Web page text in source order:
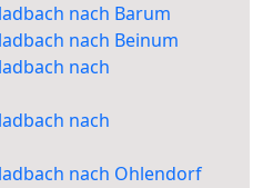
nach Barum
nach Beinum
nach
nach
nach Ohlendorf